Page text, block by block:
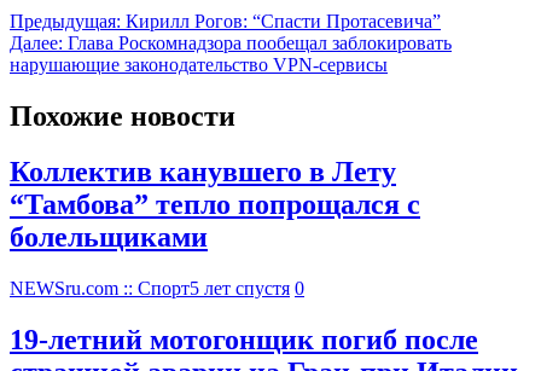
Предыдущая: Кирилл Рогов: “Спасти Протасевича”
Далее: Глава Роскомнадзора пообещал заблокировать
нарушающие законодательство VPN-сервисы
Похожие новости
Коллектив канувшего в Лету
“Тамбова” тепло попрощался с
болельщиками
NEWSru.com :: Спорт5 лет спустя 0
19-летний мотогонщик погиб после